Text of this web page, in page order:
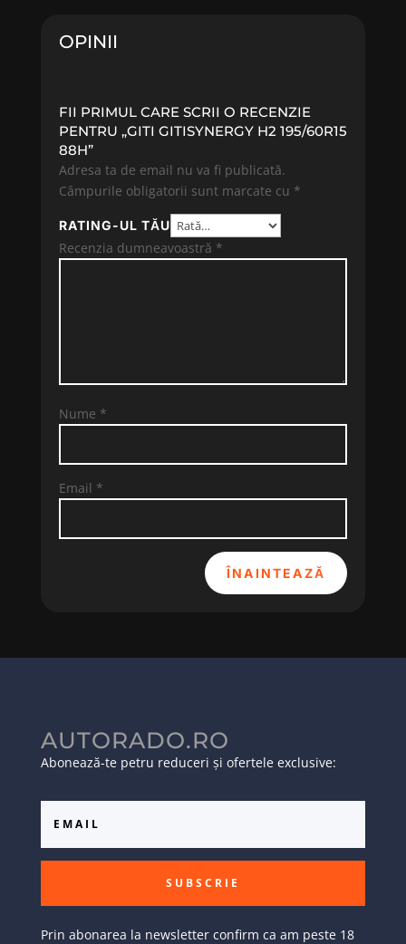
OPINII
FII PRIMUL CARE SCRII O RECENZIE
PENTRU „GITI GITISYNERGY H2 195/60R15
88H”
Adresa ta de email nu va fi publicată.
Câmpurile obligatorii sunt marcate cu *
RATING-UL TĂU
Recenzia dumneavoastră *
Nume *
Email *
ÎNAINTEAZĂ
AUTORADO.RO
Abonează-te petru reduceri și ofertele exclusive:
SUBSCRIE
Prin abonarea la newsletter confirm ca am peste 18